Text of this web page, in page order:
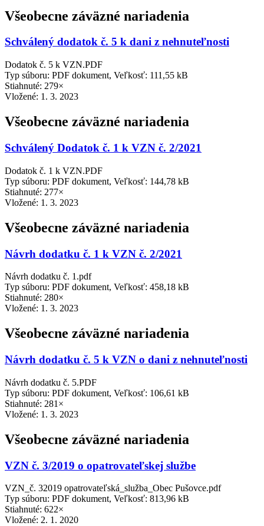
Všeobecne záväzné nariadenia
Schválený dodatok č. 5 k dani z nehnuteľnosti
Dodatok č. 5 k VZN.PDF
Typ súboru: PDF dokument, Veľkosť: 111,55 kB
Stiahnuté: 279×
Vložené: 1. 3. 2023
Všeobecne záväzné nariadenia
Schválený Dodatok č. 1 k VZN č. 2/2021
Dodatok č. 1 k VZN.PDF
Typ súboru: PDF dokument, Veľkosť: 144,78 kB
Stiahnuté: 277×
Vložené: 1. 3. 2023
Všeobecne záväzné nariadenia
Návrh dodatku č. 1 k VZN č. 2/2021
Návrh dodatku č. 1.pdf
Typ súboru: PDF dokument, Veľkosť: 458,18 kB
Stiahnuté: 280×
Vložené: 1. 3. 2023
Všeobecne záväzné nariadenia
Návrh dodatku č. 5 k VZN o dani z nehnuteľnosti
Návrh dodatku č. 5.PDF
Typ súboru: PDF dokument, Veľkosť: 106,61 kB
Stiahnuté: 281×
Vložené: 1. 3. 2023
Všeobecne záväzné nariadenia
VZN č. 3/2019 o opatrovateľskej službe
VZN_č. 32019 opatrovateľská_služba_Obec Pušovce.pdf
Typ súboru: PDF dokument, Veľkosť: 813,96 kB
Stiahnuté: 622×
Vložené: 2. 1. 2020